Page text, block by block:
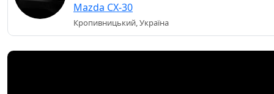
Mazda CX-30
Кропивницький, Україна